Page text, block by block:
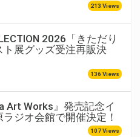
213 Views
2026「きただり
ト展グッズ受注再販決
136 Views
Art Works』発売記念イ
ジオ会館で開催決定！
107 Views